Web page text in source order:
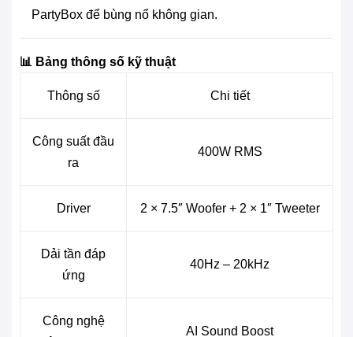
PartyBox để bùng nổ không gian.
📊 Bảng thông số kỹ thuật
Thông số Chi tiết
Công suất đầu
ra
400W RMS
Driver 2 × 7.5″ Woofer + 2 × 1″ Tweeter
Dải tần đáp
ứng
40Hz – 20kHz
Công nghệ
AI Sound Boost